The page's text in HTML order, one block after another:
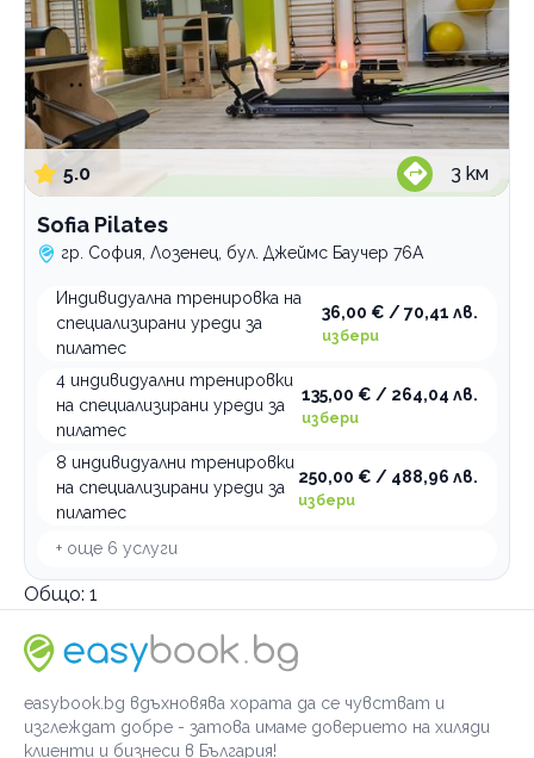
5.0 3 км
Sofia Pilates
гр. София, Лозенец, бул. Джеймс Баучер 76А
Индивидуална тренировка на
специализирани уреди за
пилатес
36,00 € / 70,41 лв.
избери
4 индивидуални тренировки
на специализирани уреди за
пилатес
135,00 € / 264,04 лв.
избери
8 индивидуални тренировки
на специализирани уреди за
пилатес
250,00 € / 488,96 лв.
избери
+ още 6 услуги
Общо: 1
easybook.bg вдъхновява хората да се чувстват и
изглеждат добре - затова имаме доверието на хиляди
клиенти и бизнеси в България!